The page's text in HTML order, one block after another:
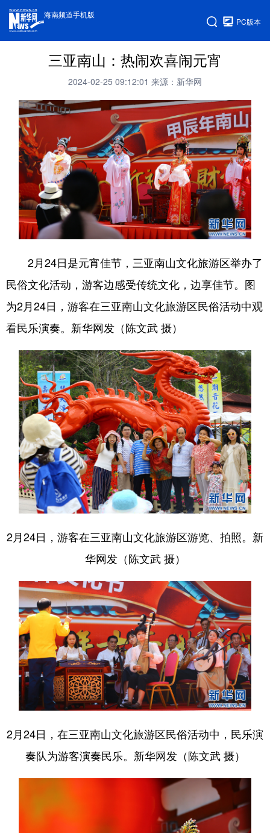
海南频道手机版
PC版本
三亚南山：热闹欢喜闹元宵
2024-02-25 09:12:01 来源：新华网
2月24日是元宵佳节，三亚南山文化旅游区举办了
民俗文化活动，游客边感受传统文化，边享佳节。图
为2月24日，游客在三亚南山文化旅游区民俗活动中观
看民乐演奏。新华网发（陈文武 摄）
2月24日，游客在三亚南山文化旅游区游览、拍照。新
华网发（陈文武 摄）
2月24日，在三亚南山文化旅游区民俗活动中，民乐演
奏队为游客演奏民乐。新华网发（陈文武 摄）